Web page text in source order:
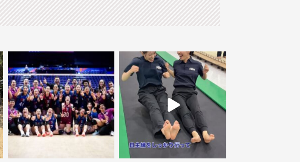
🇹🇭バレーボール女子タイ代
表🏐
事前キャンプin
SAGA🍃...
33 0
・
コミッション担当
体操競技🤸🏻に挑戦🪽
〰️...
86 0